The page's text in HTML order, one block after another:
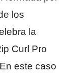
los
la
Curl Pro
este caso